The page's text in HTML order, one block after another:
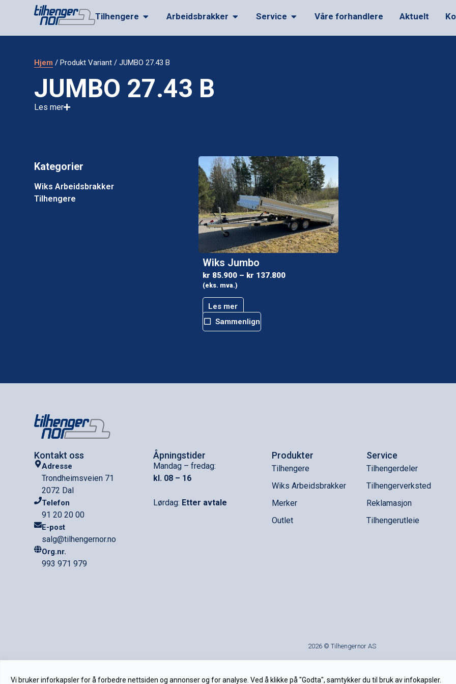
Vi bruker inforkapsler for å forbedre nettsiden og annonser og for analyse. Ved å klikke på "Godta", samtykker du til bruk av infokapsler.
Tilhengere Arbeidsbrakker Service Våre forhandlere Aktuelt
Hjem / Produkt Variant / JUMBO 27.43 B
JUMBO 27.43 B
Les mer
Kategorier
Wiks Arbeidsbrakker
Tilhengere
Wiks Jumbo
kr 85.900 – kr 137.800
(eks. mva.)
Les mer
Sammenlign
Kontakt oss
Adresse
Trondheimsveien 71
2072 Dal
Telefon
91 20 20 00
E-post
salg@tilhengernor.no
Org.nr.
993 971 979
Åpningstider
Mandag – fredag:
kl. 08 – 16
Lørdag: Etter avtale
Produkter
Tilhengere
Wiks Arbeidsbrakker
Merker
Outlet
Service
Tilhengerdeler
Tilhengerverksted
Reklamasjon
Tilhengerutleie
2026 © Tilhengernor AS